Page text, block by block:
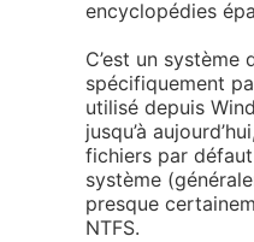
encyclopédies
C’est un
spécifiquement
utilisé depuis
jusqu’à
fichiers par
système
presque
NTFS.